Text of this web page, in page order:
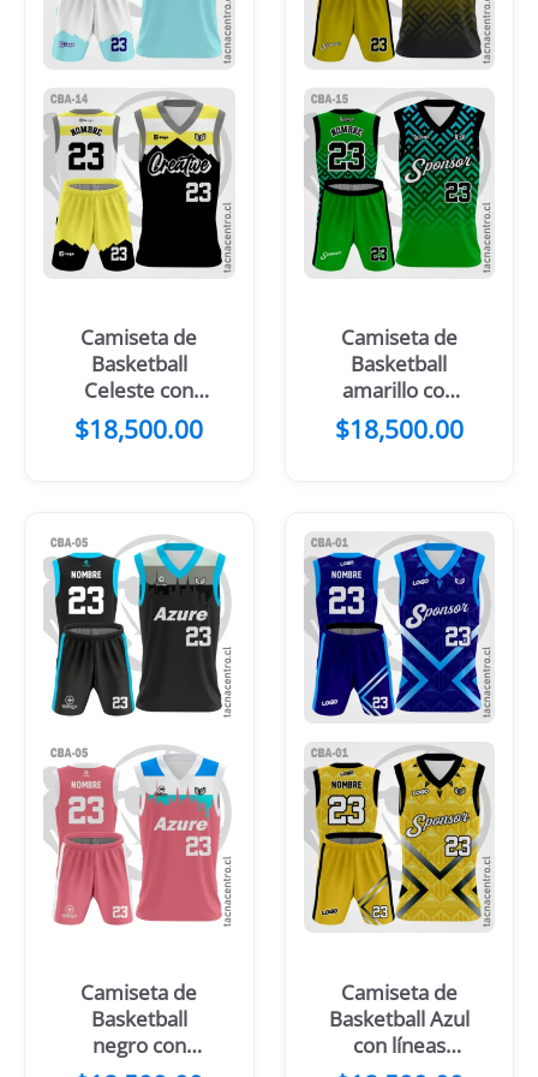
Camiseta de
Basketball
Celeste con
mangas azules
$18,500.00
Camiseta de
Basketball
amarillo con
mangas negras
$18,500.00
Camiseta de
Basketball
negro con
mangas
Camiseta de
Basketball Azul
con líneas
Celestes